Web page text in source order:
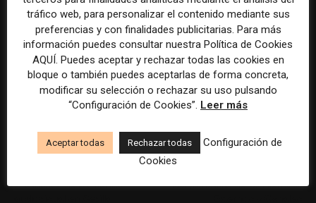
La selección y el tratamiento de la información de estas
ofertas se ha realizado con la asistencia de herramientas
de inteligencia artificial, siempre bajo supervisión
humana.
Creador/a de contenido
Responsable de Contenidos
tráfico web, para personalizar el contenido mediante sus
preferencias y con finalidades publicitarias. Para más
información puedes consultar nuestra Política de Cookies
AQUÍ. Puedes aceptar y rechazar todas las cookies en
bloque o también puedes aceptarlas de forma concreta,
modificar su selección o rechazar su uso pulsando
“Configuración de Cookies”. Leer más
Aceptar todas Rechazar todas
Configuración de
Cookies